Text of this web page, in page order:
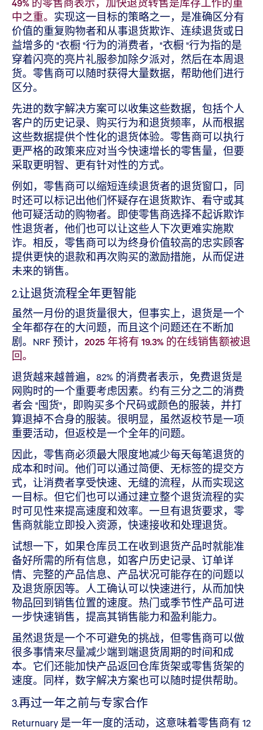
49% 的零售商表示，加快退货转售是库存工作的重
中之重。 实现这一目标的策略之一，是准确区分有
价值的重复购物者和从事退货欺诈、连续退货或日
益增多的 "衣橱 "行为的消费者，"衣橱 "行为指的是
穿着闪亮的亮片礼服参加除夕派对，然后在本周退
货。零售商可以随时获得大量数据，帮助他们进行
区分。
先进的数字解决方案可以收集这些数据，包括个人
客户的历史记录、购买行为和退货频率，从而根据
这些数据提供个性化的退货体验。零售商可以执行
更严格的政策来应对当今快速增长的零售量，但要
采取更明智、更有针对性的方式。
例如，零售商可以缩短连续退货者的退货窗口，同
时还可以标记出他们怀疑存在退货欺诈、看守或其
他可疑活动的购物者。即使零售商选择不起诉欺诈
性退货者，他们也可以让这些人下次更难实施欺
诈。相反，零售商可以为终身价值较高的忠实顾客
提供更快的退款和再次购买的激励措施，从而促进
未来的销售。
2.让退货流程全年更智能
虽然一月份的退货量很大，但事实上，退货是一个
全年都存在的大问题，而且这个问题还在不断加
剧。NRF 预计， 2025 年将有 19.3% 的在线销售额被退
回。
退货越来越普遍，82% 的消费者表示，免费退货是
网购时的一个重要考虑因素。约有三分之二的消费
者会 "囤货"，即购买多个尺码或颜色的服装，并打
算退掉不合身的服装。很明显，虽然返校节是一项
重要活动，但返校是一个全年的问题。
因此，零售商必须最大限度地减少每天每笔退货的
成本和时间。他们可以通过简便、无标签的提交方
式，让消费者享受快速、无缝的流程，从而实现这
一目标。但它们也可以通过建立整个退货流程的实
时可见性来提高速度和效率。一旦有退货要求，零
售商就能立即投入资源，快速接收和处理退货。
试想一下，如果仓库员工在收到退货产品时就能准
备好所需的所有信息，如客户历史记录、订单详
情、完整的产品信息、产品状况可能存在的问题以
及退货原因等。人工确认可以快速进行，从而加快
物品回到销售位置的速度。热门或季节性产品可进
一步快速销售，提高其销售能力和盈利能力。
虽然退货是一个不可避免的挑战，但零售商可以做
很多事情来尽量减少端到端退货周期的时间和成
本。它们还能加快产品返回仓库货架或零售货架的
速度。同样，数字解决方案也可以随时提供帮助。
3.再过一年之前与专家合作
Returnuary 是一年一度的活动，这意味着零售商有 12